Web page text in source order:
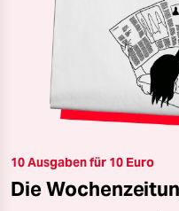
10 Ausgaben für 10 Euro
Die